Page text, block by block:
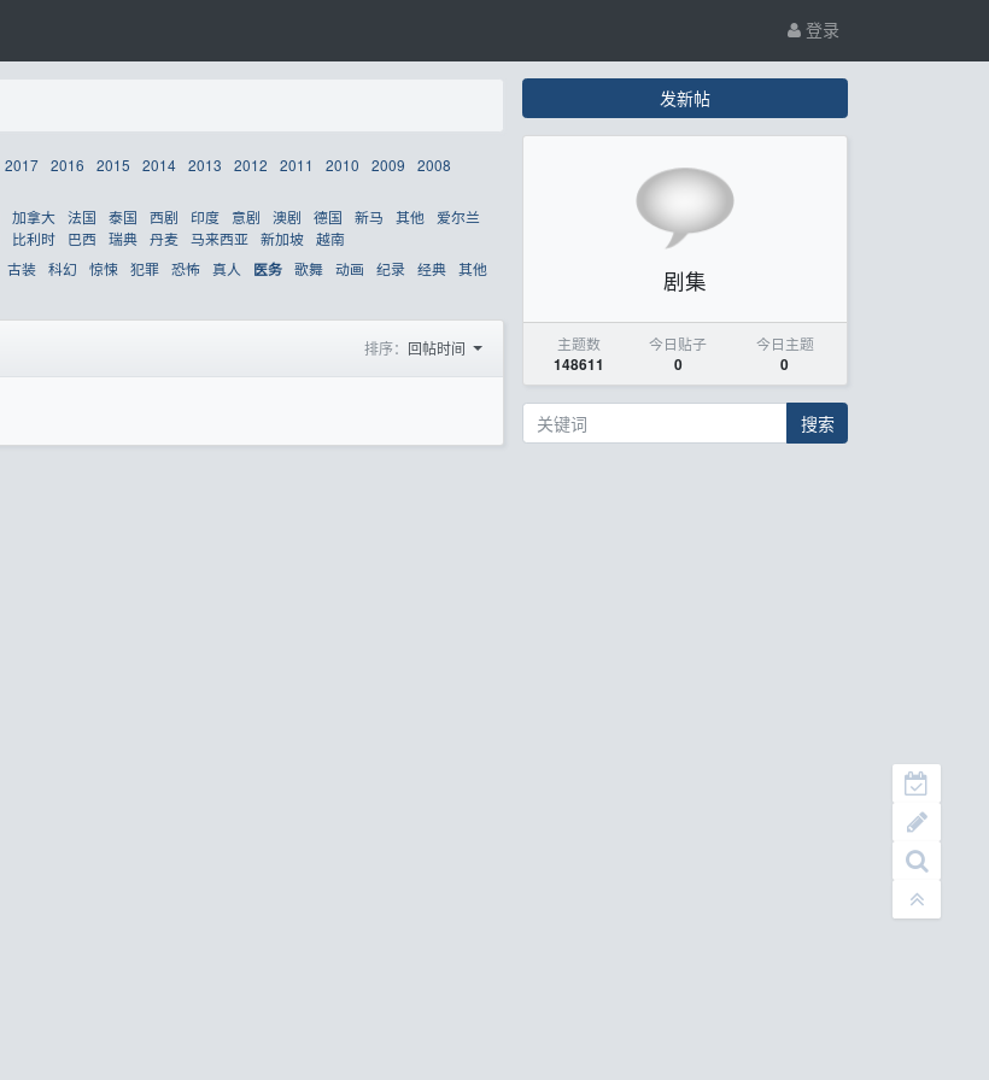
登录
2017 2016 2015 2014 2013 2012 2011 2010 2009
2008
加拿大 法国 泰国 西剧 印度 意剧 澳剧 德国 新马 其他
爱尔兰
比利时 巴西 瑞典 丹麦 马来西亚 新加坡 越南
古装 科幻 惊悚 犯罪 恐怖 真人 医务 歌舞 动画 纪录 经典 其他
排序： 回帖时间
发新帖
剧集
主题数
148611
今日贴子
0
今日主题
0
搜索